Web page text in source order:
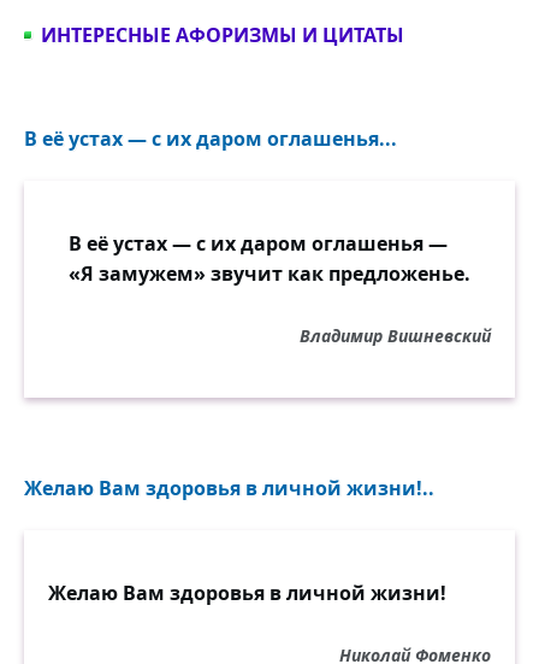
ИНТЕРЕСНЫЕ АФОРИЗМЫ И ЦИТАТЫ
В её устах — с их даром оглашенья...
В её устах — с их даром оглашенья —
«Я замужем» звучит как предложенье.
Владимир Вишневский
Желаю Вам здоровья в личной жизни!..
Желаю Вам здоровья в личной жизни!
Николай Фоменко